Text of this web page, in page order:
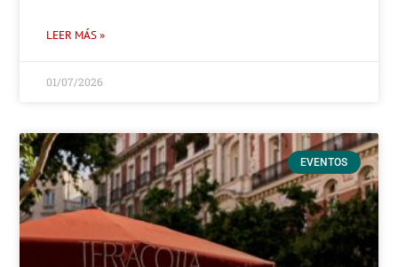
LEER MÁS »
01/07/2026
EVENTOS